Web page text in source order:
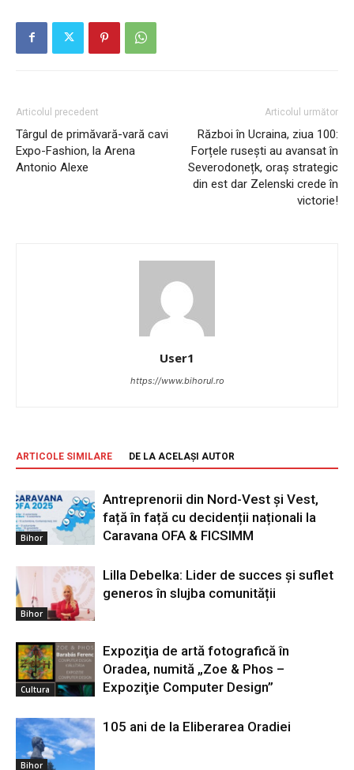
Articolul precedent
Târgul de primăvară-vară cavi
Expo-Fashion, la Arena
Antonio Alexe
Articolul următor
Război în Ucraina, ziua 100:
Forțele rusești au avansat în
Severodonețk, oraș strategic
din est dar Zelenski crede în
victorie!
User1
https://www.bihorul.ro
ARTICOLE SIMILARE DE LA ACELAȘI AUTOR
Bihor
Antreprenorii din Nord-Vest și Vest,
față în față cu decidenții naționali la
Caravana OFA & FICSIMM
Bihor
Lilla Debelka: Lider de succes și suflet
generos în slujba comunității
Cultura
Expoziţia de artă fotografică în
Oradea, numită „Zoe & Phos –
Expoziţie Computer Design”
Bihor
105 ani de la Eliberarea Oradiei